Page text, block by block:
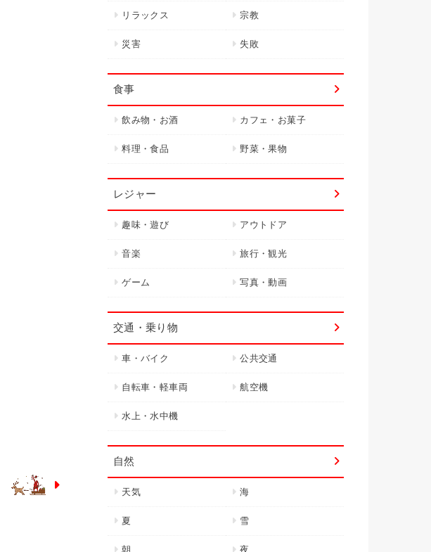
リラックス 宗教
災害 失敗
食事
飲み物・お酒 カフェ・お菓子
料理・食品 野菜・果物
レジャー
趣味・遊び アウトドア
音楽 旅行・観光
ゲーム 写真・動画
交通・乗り物
車・バイク 公共交通
自転車・軽車両 航空機
水上・水中機
自然
天気 海
夏 雪
朝 夜